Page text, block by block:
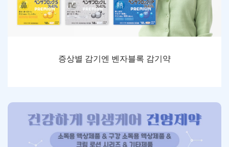
증상별 감기엔 벤자블록 감기약